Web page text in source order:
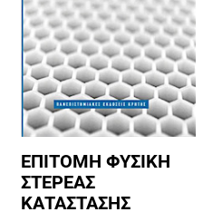
ΕΠΙΤΟΜΗ ΦΥΣΙΚΗ
ΣΤΕΡΕΑΣ
ΚΑΤΑΣΤΑΣΗΣ